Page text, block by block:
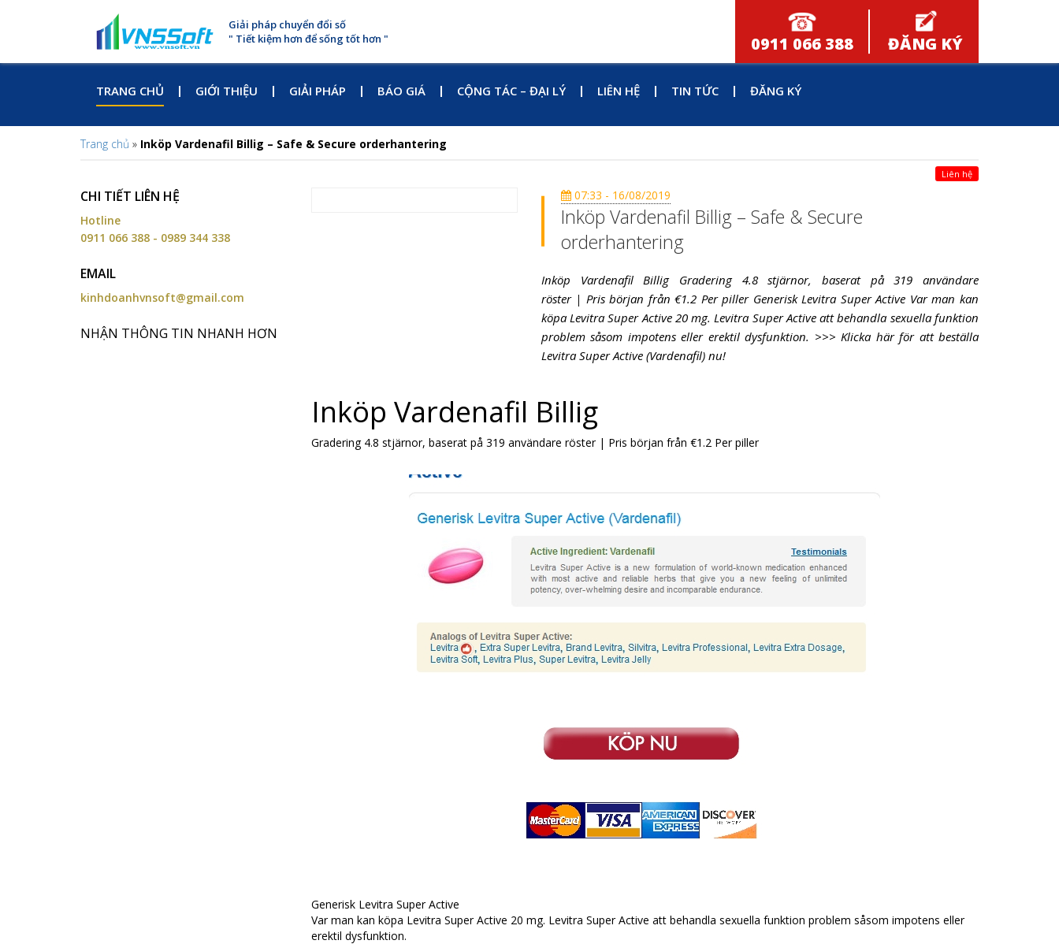
Giải pháp chuyển đổi số
" Tiết kiệm hơn để sống tốt hơn "
0911 066 388 ĐĂNG KÝ
TRANG CHỦ GIỚI THIỆU GIẢI PHÁP BÁO GIÁ CỘNG TÁC – ĐẠI LÝ LIÊN HỆ TIN TỨC ĐĂNG KÝ
Trang chủ » Inköp Vardenafil Billig – Safe & Secure orderhantering
Liên hệ
07:33 - 16/08/2019
Inköp Vardenafil Billig – Safe & Secure
orderhantering
Inköp Vardenafil Billig Gradering 4.8 stjärnor, baserat på 319 användare
röster | Pris början från €1.2 Per piller Generisk Levitra Super Active Var man kan
köpa Levitra Super Active 20 mg. Levitra Super Active att behandla sexuella funktion
problem såsom impotens eller erektil dysfunktion. >>> Klicka här för att beställa
Levitra Super Active (Vardenafil) nu!
Inköp Vardenafil Billig
Gradering 4.8 stjärnor, baserat på 319 användare röster| Pris början från €1.2Per piller
Generisk Levitra Super Active
Var man kan köpa Levitra Super Active 20 mg. Levitra Super Active att behandla sexuella funktion problem såsom impotens eller
erektil dysfunktion.
CHI TIẾT LIÊN HỆ
Hotline
0911 066 388 - 0989 344 338
EMAIL
kinhdoanhvnsoft@gmail.com
NHẬN THÔNG TIN NHANH HƠN